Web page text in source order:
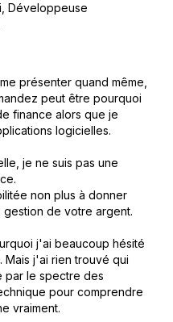
Développeuse
présenter quand même,
peut être pourquoi
finance alors que je
logicielles.
je ne suis pas une
non plus à donner
gestion de votre argent.
j'ai beaucoup hésité
Mais j'ai rien trouvé qui
par le spectre des
pour comprendre
vraiment.